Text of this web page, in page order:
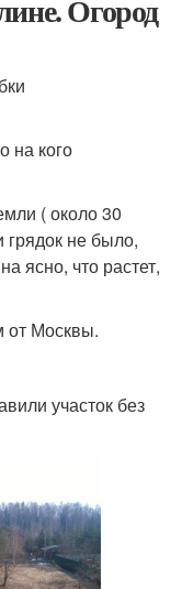
Огород
на кого
( около 30
грядок не было,
ясно, что растет,
от Москвы.
участок без